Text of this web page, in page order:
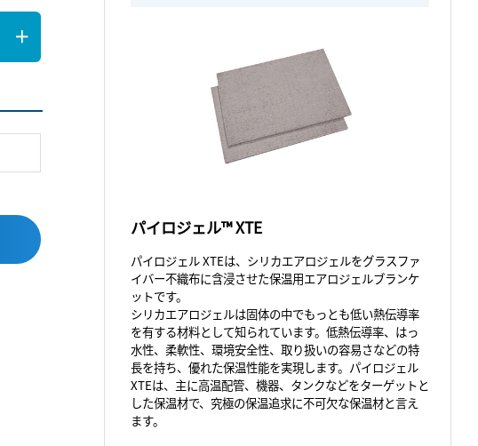
パイロジェル™ XTE
パイロジェル XTEは、シリカエアロジェルをグラスファ
イバー不織布に含浸させた保温用エアロジェルブランケ
ットです。
シリカエアロジェルは固体の中でもっとも低い熱伝導率
を有する材料として知られています。低熱伝導率、はっ
水性、柔軟性、環境安全性、取り扱いの容易さなどの特
長を持ち、優れた保温性能を実現します。パイロジェル
XTEは、主に高温配管、機器、タンクなどをターゲットと
した保温材で、究極の保温追求に不可欠な保温材と言え
ます。